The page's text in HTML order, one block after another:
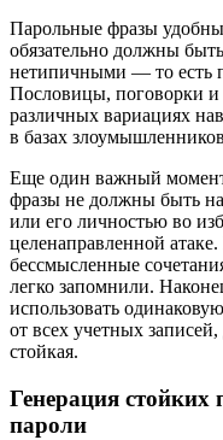
Парольные фразы
обязательно должны
нетипичными — то есть
Пословицы, поговорки и
различных вариациях
в базах
Еще один важный
фразы не должны быть
или его личностью во
целенаправленной
бессмысленные
легко запомнили.
использовать
от всех учетных
стойкая.
Генерация
пароли